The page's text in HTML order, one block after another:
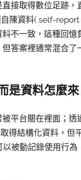
接取得數位足跡
陳資料( self-
不一致，這種回
答案裡通常混合
是資料怎麼來
平台關在裡面；
得結構化資料，
以被動記錄使用行